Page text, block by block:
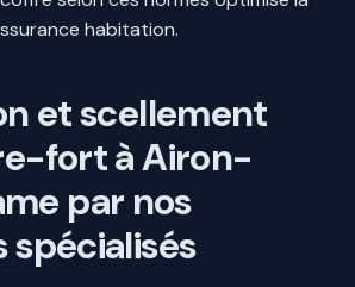
habitation.
et scellement
fort à Airon-
par nos
spécialisés